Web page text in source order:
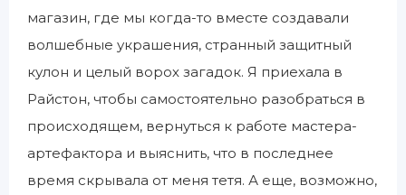
магазин, где мы когда-то вместе создавали
волшебные украшения, странный защитный
кулон и целый ворох загадок. Я приехала в
Райстон, чтобы самостоятельно разобраться в
происходящем, вернуться к работе мастера-
артефактора и выяснить, что в последнее
время скрывала от меня тетя. А еще, возможно,